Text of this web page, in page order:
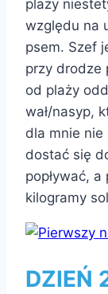
plaży
względu na
psem. Szef
przy drodze
od plaży
wał/nasyp,
dla mnie nie
dostać się
popływać,
kilogramy
DZIEŃ